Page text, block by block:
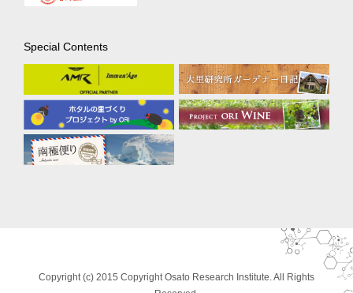
Special Contents
Copyright (c) 2015 Copyright Osato Research Institute. All Rights